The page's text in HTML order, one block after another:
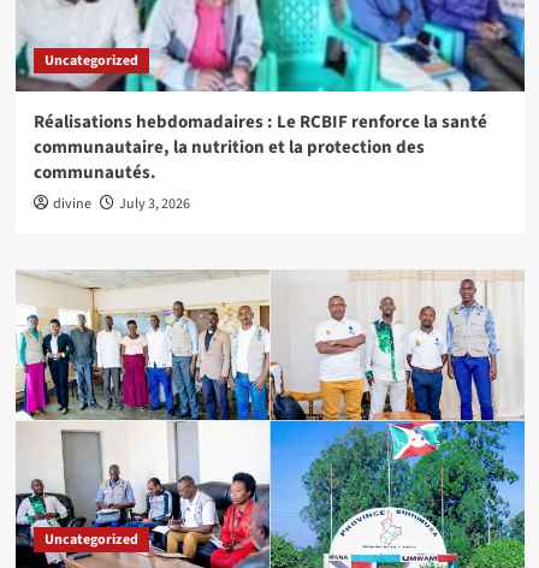
Uncategorized
Réalisations hebdomadaires : Le RCBIF renforce la santé
communautaire, la nutrition et la protection des
communautés.
divine July 3, 2026
Uncategorized